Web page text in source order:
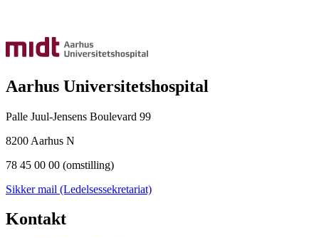
Aarhus Universitetshospital
Palle Juul-Jensens Boulevard 99
8200 Aarhus N
78 45 00 00 (omstilling)
Sikker mail (Ledelsessekretariat)
Kontakt